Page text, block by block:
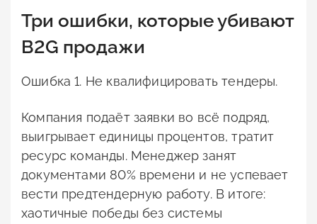
Три ошибки, которые убивают
B2G продажи
Ошибка 1. Не квалифицировать тендеры.
Компания подаёт заявки во всё подряд,
выигрывает единицы процентов, тратит
ресурс команды. Менеджер занят
документами 80% времени и не успевает
вести предтендерную работу. В итоге:
хаотичные победы без системы